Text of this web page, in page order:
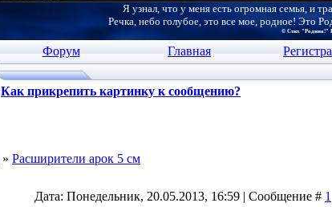
Я узнал, что у меня есть огромная семья, и
Речка, небо голубое, это все мое, родное! Это
© Стих "Родина!"
Форум Главная
Как прикрепить картинку к сообщению?
» Расширители арок 5 см
Дата: Понедельник, 20.05.2013, 16:59 | Сообщение # 1